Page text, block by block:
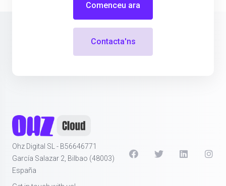
Contacta'ns
Comenceu ara
Ohz Digital SL - B56646771
García Salazar 2, Bilbao (48003)
España